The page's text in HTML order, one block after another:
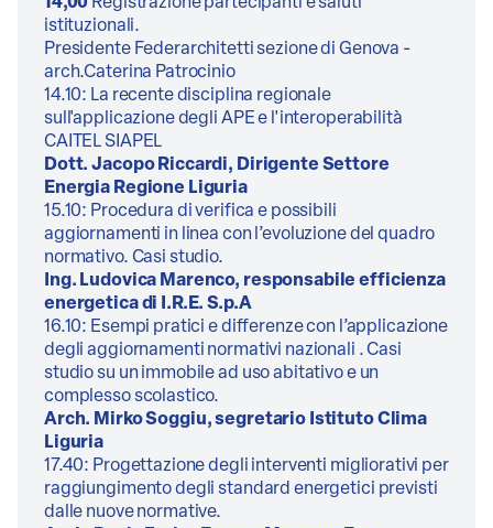
istituzionali.
Presidente Federarchitetti sezione di Genova -
arch.Caterina Patrocinio
14.10: La recente disciplina regionale
sull'applicazione degli APE e l'interoperabilità
CAITEL SIAPEL
Dott. Jacopo Riccardi, Dirigente Settore
Energia Regione Liguria
15.10: Procedura di verifica e possibili
aggiornamenti in linea con l’evoluzione del quadro
normativo. Casi studio.
Ing. Ludovica Marenco, responsabile efficienza
energetica di I.R.E. S.p.A
16.10: Esempi pratici e differenze con l’applicazione
degli aggiornamenti normativi nazionali . Casi
studio su un immobile ad uso abitativo e un
complesso scolastico.
Arch. Mirko Soggiu, segretario Istituto Clima
Liguria
17.40: Progettazione degli interventi migliorativi per
raggiungimento degli standard energetici previsti
dalle nuove normative.